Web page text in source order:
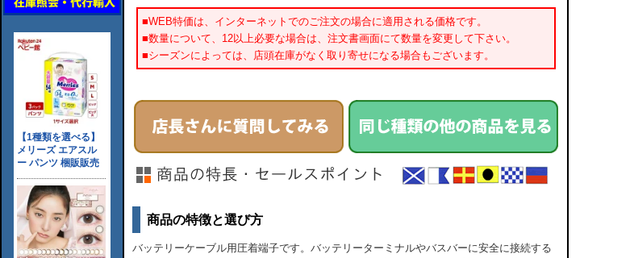
■WEB特価は、インターネットでのご注文の場合に適用される価格です。
■数量について、12以上必要な場合は、注文書画面にて数量を変更して下さい。
■シーズンによっては、店頭在庫がなく取り寄せになる場合もございます。
商品の特徴と選び方
バッテリーケーブル用圧着端子です。バッテリーターミナルやバスバーに安全に接続する